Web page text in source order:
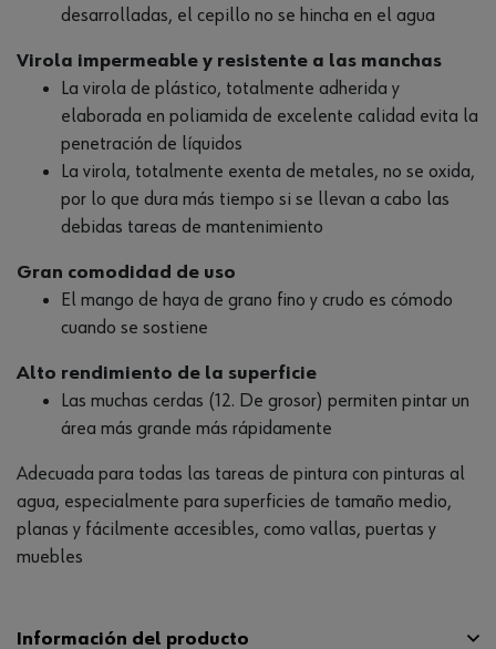
desarrolladas, el cepillo no se hincha en el agua
Virola impermeable y resistente a las manchas
La virola de plástico, totalmente adherida y
elaborada en poliamida de excelente calidad evita la
penetración de líquidos
La virola, totalmente exenta de metales, no se oxida,
por lo que dura más tiempo si se llevan a cabo las
debidas tareas de mantenimiento
Gran comodidad de uso
El mango de haya de grano fino y crudo es cómodo
cuando se sostiene
Alto rendimiento de la superficie
Las muchas cerdas (12. De grosor) permiten pintar un
área más grande más rápidamente
Adecuada para todas las tareas de pintura con pinturas al
agua, especialmente para superficies de tamaño medio,
planas y fácilmente accesibles, como vallas, puertas y
muebles
Información del producto